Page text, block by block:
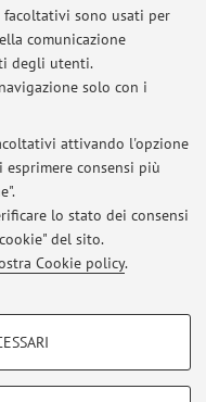
sono usati per
comunicazione
degli utenti.
solo con i
attivando l'opzione
esprimere consensi più
lo stato dei consensi
del sito.
Cookie policy.
Vai alla mappa
avvisi.
del sito.